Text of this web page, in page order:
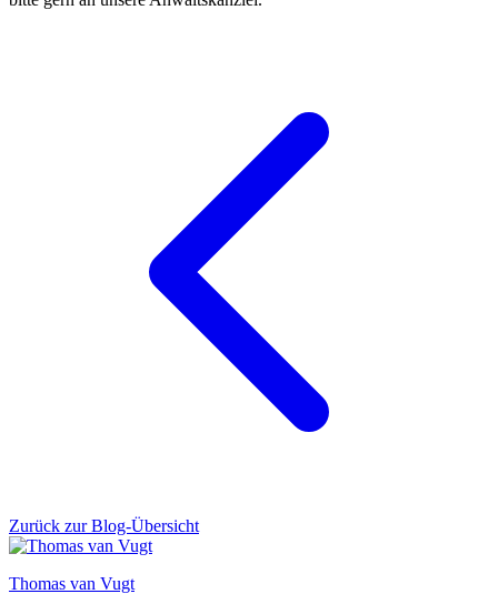
Zurück zur Blog-Übersicht
Thomas van Vugt